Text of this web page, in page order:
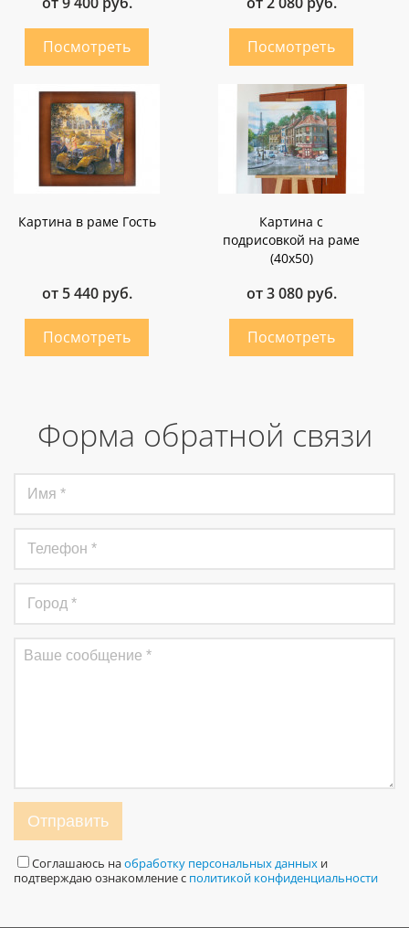
Картина в раме Гость
от 5 440 руб.
Картина с
подрисовкой на раме
(40х50)
от 3 080 руб.
Форма обратной связи
Отправить
Соглашаюсь наобработку персональных данных и
подтверждаю ознакомление с политикой конфиденциальности